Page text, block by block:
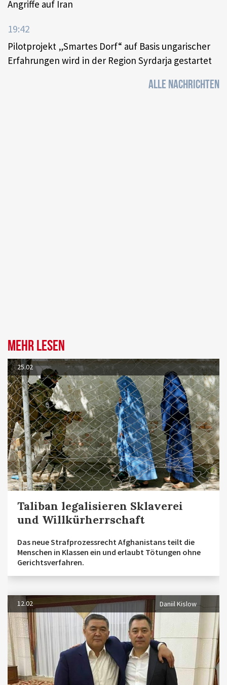
Angriffe auf Iran
19:42
Pilotprojekt „Smartes Dorf“ auf Basis ungarischer
Erfahrungen wird in der Region Syrdarja gestartet
ALLE NACHRICHTEN
Mehr lesen
25.02
Taliban legalisieren Sklaverei
und Willkürherrschaft
Das neue Strafprozessrecht Afghanistans teilt die
Menschen in Klassen ein und erlaubt Tötungen ohne
Gerichtsverfahren.
12.02 Daniil Kislow